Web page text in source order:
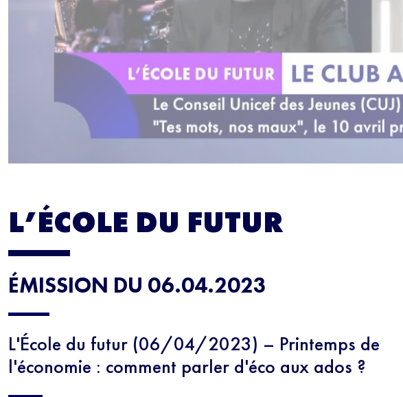
L’ÉCOLE DU FUTUR
ÉMISSION DU 06.04.2023
L'École du futur (06/04/2023) – Printemps de
l'économie : comment parler d'éco aux ados ?